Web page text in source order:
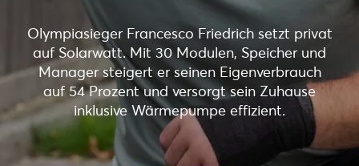
Olympiasieger Francesco Friedrich setzt privat
auf Solarwatt. Mit 30 Modulen, Speicher und
Manager steigert er seinen Eigenverbrauch
auf 54 Prozent und versorgt sein Zuhause
inklusive Wärmepumpe effizient.